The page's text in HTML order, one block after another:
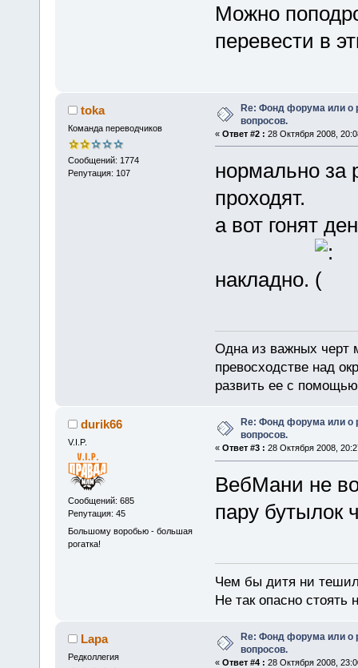
Можно
перевести в
toka
Команда переводчиков
Сообщений: 1774
Репутация: 107
Re: Фонд форума или о
вопросов.
« Ответ #2 : 28 Октября 2008,
нормально за
проходят.
а вот гонят
накладно.
Одна из важных черт
превосходстве над
развить ее с
durik66
V.I.P.
Сообщений: 685
Репутация: 45
Большому воробью - большая
рогатка!
Re: Фонд форума или
вопросов.
« Ответ #3 : 28 Октября 2008,
ВебМани не
пару бутылок
Чем бы дитя ни
Не так опасно стоять
Lapa
Редколлегия
Re: Фонд форума или о
вопросов.
« Ответ #4 : 28 Октября 2008,